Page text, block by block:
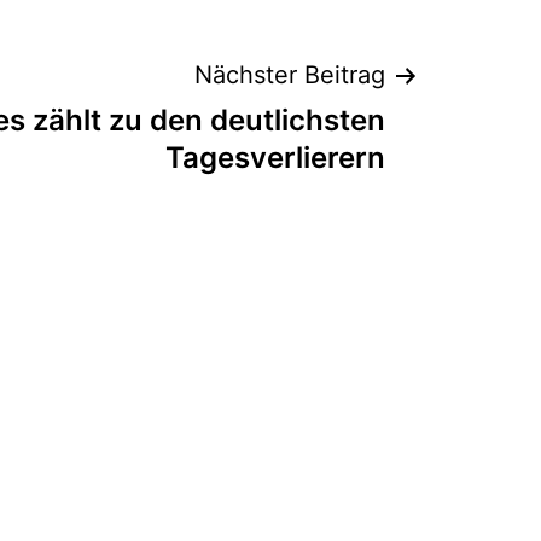
Nächster Beitrag
zählt zu den deutlichsten
Tagesverlierern